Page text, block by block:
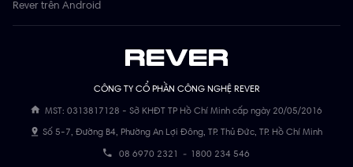
CÔNG TY CỔ PHẦN CÔNG NGHỆ REVER
MST: 0313817128 - Sở KHĐT TP Hồ Chí Minh cấp ngày 20/05/2016
Số 5-7, Đường B4, Phường An Lợi Đông, TP. Thủ Đức, TP. Hồ Chí Minh
08 6970 2321 - 1800 234 546
Rever trên Android